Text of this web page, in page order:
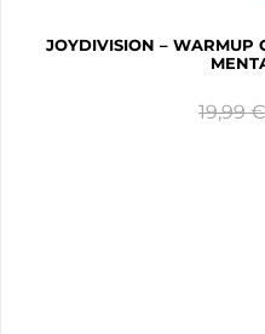
JOYDIVISION – WARMUP
19,99€